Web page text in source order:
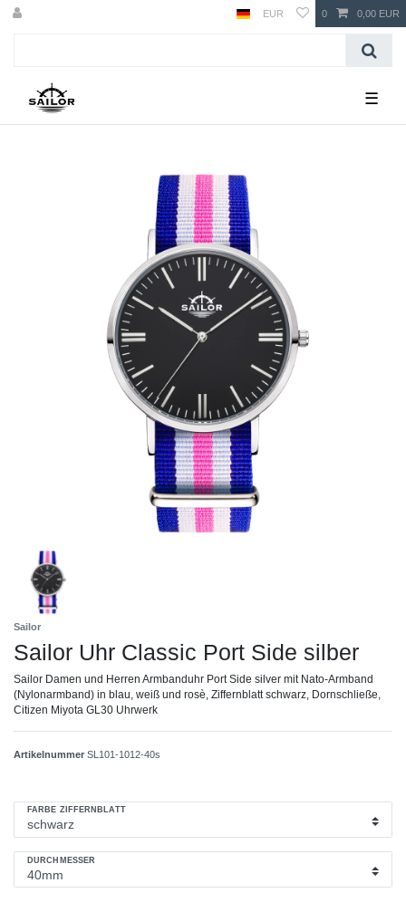
EUR 0 0,00 EUR
☰
Sailor
Sailor Uhr Classic Port Side silber
Sailor Damen und Herren Armbanduhr Port Side silver mit Nato-Armband
(Nylonarmband) in blau, weiß und rosè, Ziffernblatt schwarz, Dornschließe,
Citizen Miyota GL30 Uhrwerk
Artikelnummer SL101-1012-40s
FARBE ZIFFERNBLATT
DURCHMESSER